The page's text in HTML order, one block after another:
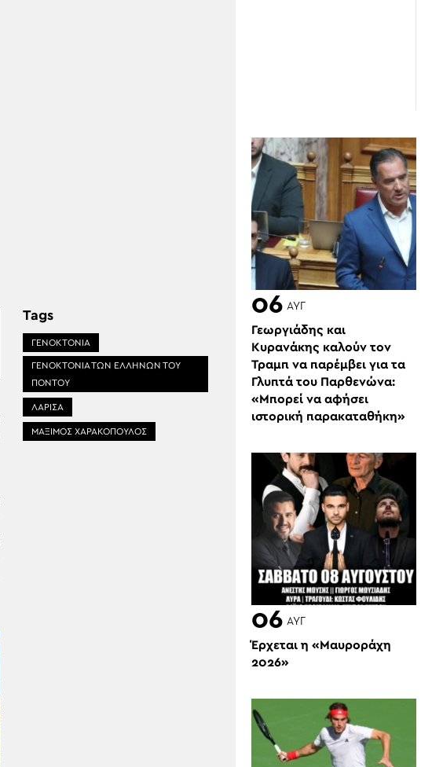
Tags
ΓΕΝΟΚΤΟΝΙΑ
ΓΕΝΟΚΤΟΝΙΑ ΤΩΝ ΕΛΛΗΝΩΝ ΤΟΥ
ΠΟΝΤΟΥ
ΛΑΡΙΣΑ
ΜΑΞΙΜΟΣ ΧΑΡΑΚΟΠΟΥΛΟΣ
06 ΑΥΓ
Γεωργιάδης και
Κυρανάκης καλούν τον
Τραμπ να παρέμβει για τα
Γλυπτά του Παρθενώνα:
«Μπορεί να αφήσει
ιστορική παρακαταθήκη»
06 ΑΥΓ
Έρχεται η «Μαυροράχη
2026»